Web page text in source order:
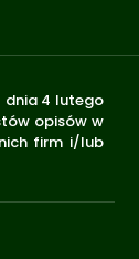
dnia 4 lutego
opisów w
firm i/lub